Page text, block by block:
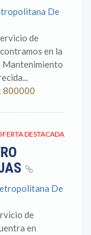
De
de
en la
Mantenimiento
800000
DESTACADA
De
de
en